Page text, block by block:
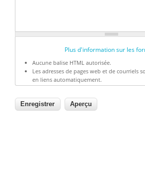
Plus d'information sur les
Aucune balise HTML autorisée.
Les adresses de pages web et de courriels
en liens automatiquement.